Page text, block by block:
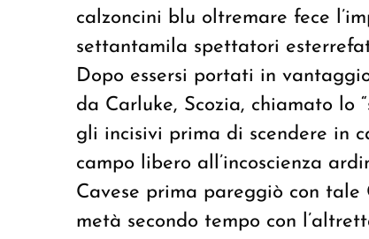
calzoncini blu oltremare fece
settantamila spettatori
Dopo essersi portati in
da Carluke, Scozia, chiamato lo
gli incisivi prima di scendere in
campo libero all’incoscienza
Cavese prima pareggiò con
metà secondo tempo con